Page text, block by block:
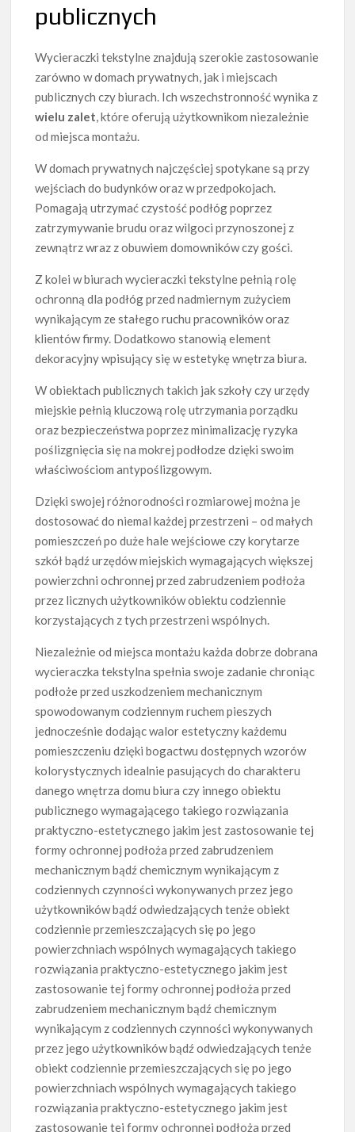
publicznych
Wycieraczki tekstylne znajdują szerokie zastosowanie
zarówno w domach prywatnych, jak i miejscach
publicznych czy biurach. Ich wszechstronność wynika z
wielu zalet, które oferują użytkownikom niezależnie
od miejsca montażu.
W domach prywatnych najczęściej spotykane są przy
wejściach do budynków oraz w przedpokojach.
Pomagają utrzymać czystość podłóg poprzez
zatrzymywanie brudu oraz wilgoci przynoszonej z
zewnątrz wraz z obuwiem domowników czy gości.
Z kolei w biurach wycieraczki tekstylne pełnią rolę
ochronną dla podłóg przed nadmiernym zużyciem
wynikającym ze stałego ruchu pracowników oraz
klientów firmy. Dodatkowo stanowią element
dekoracyjny wpisujący się w estetykę wnętrza biura.
W obiektach publicznych takich jak szkoły czy urzędy
miejskie pełnią kluczową rolę utrzymania porządku
oraz bezpieczeństwa poprzez minimalizację ryzyka
poślizgnięcia się na mokrej podłodze dzięki swoim
właściwościom antypoślizgowym.
Dzięki swojej różnorodności rozmiarowej można je
dostosować do niemal każdej przestrzeni – od małych
pomieszczeń po duże hale wejściowe czy korytarze
szkół bądź urzędów miejskich wymagających większej
powierzchni ochronnej przed zabrudzeniem podłoża
przez licznych użytkowników obiektu codziennie
korzystających z tych przestrzeni wspólnych.
Niezależnie od miejsca montażu każda dobrze dobrana
wycieraczka tekstylna spełnia swoje zadanie chroniąc
podłoże przed uszkodzeniem mechanicznym
spowodowanym codziennym ruchem pieszych
jednocześnie dodając walor estetyczny każdemu
pomieszczeniu dzięki bogactwu dostępnych wzorów
kolorystycznych idealnie pasujących do charakteru
danego wnętrza domu biura czy innego obiektu
publicznego wymagającego takiego rozwiązania
praktyczno-estetycznego jakim jest zastosowanie tej
formy ochronnej podłoża przed zabrudzeniem
mechanicznym bądź chemicznym wynikającym z
codziennych czynności wykonywanych przez jego
użytkowników bądź odwiedzających tenże obiekt
codziennie przemieszczających się po jego
powierzchniach wspólnych wymagających takiego
rozwiązania praktyczno-estetycznego jakim jest
zastosowanie tej formy ochronnej podłoża przed
zabrudzeniem mechanicznym bądź chemicznym
wynikającym z codziennych czynności wykonywanych
przez jego użytkowników bądź odwiedzających tenże
obiekt codziennie przemieszczających się po jego
powierzchniach wspólnych wymagających takiego
rozwiązania praktyczno-estetycznego jakim jest
zastosowanie tej formy ochronnej podłoża przed